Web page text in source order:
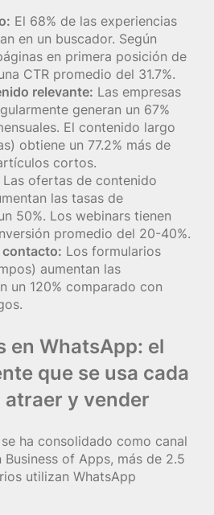
El 68% de las experiencias
en un buscador. Según
en primera posición de
CTR promedio del 31.7%.
relevante: Las empresas
generan un 67%
El contenido largo
obtiene un 77.2% más de
cortos.
Las ofertas de contenido
las tasas de
50%. Los webinars tienen
promedio del 20-40%.
contacto: Los formularios
aumentan las
un 120% comparado con
en WhatsApp: el
que se usa cada
atraer y vender
ha consolidado como canal
of Apps, más de 2.5
utilizan WhatsApp